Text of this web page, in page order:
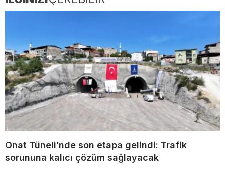
Onat Tüneli’nde son etapa gelindi: Trafik
sorununa kalıcı çözüm sağlayacak